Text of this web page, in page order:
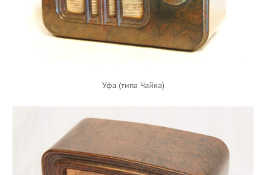
Уфа (типа Чайка)